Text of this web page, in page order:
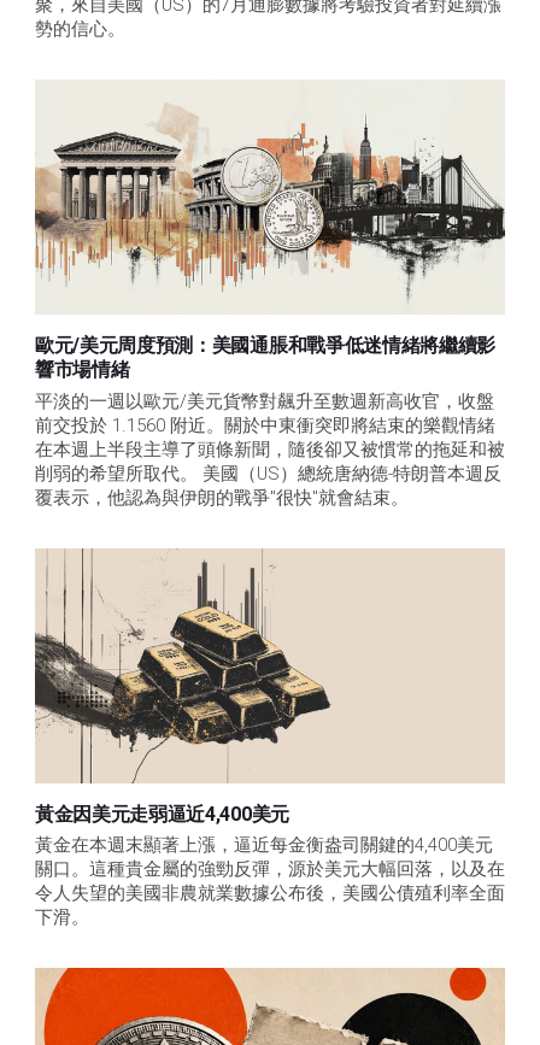
聚，來自美國（US）的7月通膨數據將考驗投資者對延續漲
勢的信心。
歐元/美元周度預測：美國通脹和戰爭低迷情緒將繼續影
響市場情緒
平淡的一週以歐元/美元貨幣對飆升至數週新高收官，收盤
前交投於 1.1560 附近。關於中東衝突即將結束的樂觀情緒
在本週上半段主導了頭條新聞，隨後卻又被慣常的拖延和被
削弱的希望所取代。 美國（US）總統唐納德-特朗普本週反
覆表示，他認為與伊朗的戰爭"很快"就會結束。
黃金因美元走弱逼近4,400美元
黃金在本週末顯著上漲，逼近每金衡盎司關鍵的4,400美元
關口。這種貴金屬的強勁反彈，源於美元大幅回落，以及在
令人失望的美國非農就業數據公布後，美國公債殖利率全面
下滑。